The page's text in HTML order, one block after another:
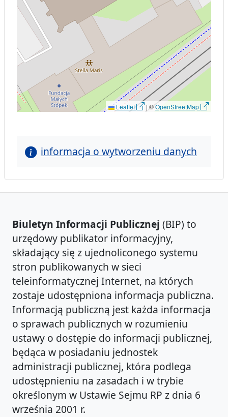
Leaflet | ©OpenStreetMap
informacja o wytworzeniu danych
Biuletyn Informacji Publicznej (BIP) to
urzędowy publikator informacyjny,
składający się z ujednoliconego systemu
stron publikowanych w sieci
teleinformatycznej Internet, na których
zostaje udostępniona informacja publiczna.
Informacją publiczną jest każda informacja
o sprawach publicznych w rozumieniu
ustawy o dostępie do informacji publicznej,
będąca w posiadaniu jednostek
administracji publicznej, która podlega
udostępnieniu na zasadach i w trybie
określonym w Ustawie Sejmu RP z dnia 6
września 2001 r.